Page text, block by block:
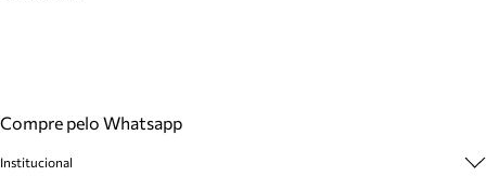
Compre pelo Whatsapp
Institucional